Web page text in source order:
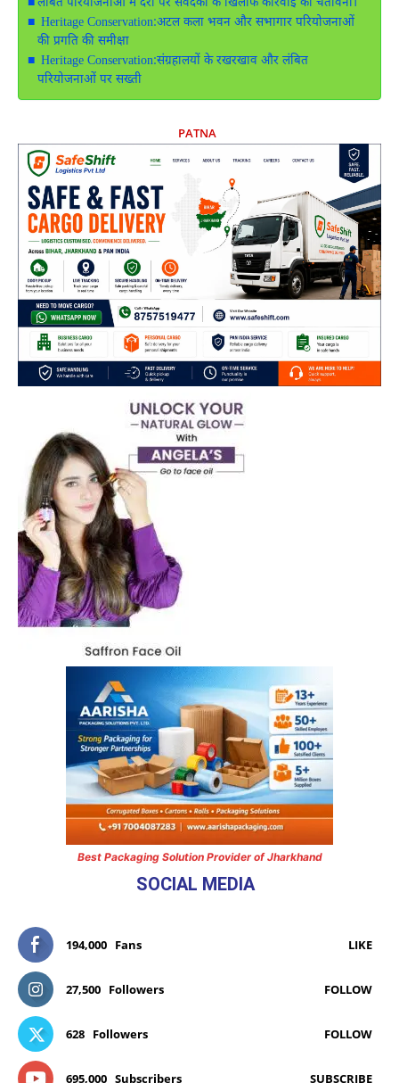
लंबित परियोजनाओं में देरी पर संवेदकों के खिलाफ कार्रवाई की चेतावनी।
Heritage Conservation:अटल कला भवन और सभागार परियोजनाओं
की प्रगति की समीक्षा
Heritage Conservation:संग्रहालयों के रखरखाव और लंबित
परियोजनाओं पर सख्ती
PATNA
Best Packaging Solution Provider of Jharkhand
SOCIAL MEDIA
194,000 Fans LIKE
27,500 Followers FOLLOW
628 Followers FOLLOW
695,000 Subscribers SUBSCRIBE